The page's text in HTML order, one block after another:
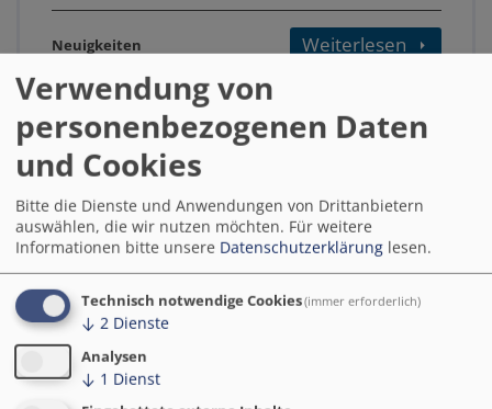
Neuigkeiten Weiterlesen
Softwarelösungen für urbane
digitale Zwillinge: Neues MPSC-
Wissensprodukt erschienen
11.03.2026
Welche Software kommt in urbanen digitalen
Zwillingen (UDZ) zum Einsatz? Eine neue
Handreichung aus den Modellprojekten
Smart Cities (MPSC) gibt erstmals einen
systematischen Überblick über in der Praxis
Verwendung von
personenbezogenen Daten
und Cookies
Bitte die Dienste und Anwendungen von Drittanbietern
auswählen, die wir nutzen möchten. Für weitere
Informationen bitte unsere Datenschutzerklärung lesen.
Technisch notwendige Cookies(immer erforderlich)
↓ 2 Dienste
Analysen
↓ 1 Dienst